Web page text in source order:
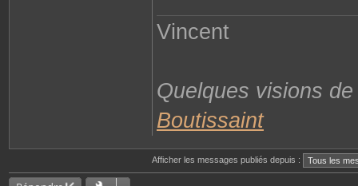
Vincent
Quelques visions
Boutissaint
Afficher les messages publiés depuis :